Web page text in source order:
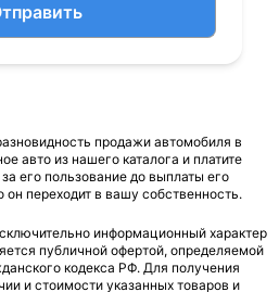
продажи автомобиля в
авто из нашего каталога и платите
его пользование до выплаты его
он переходит в вашу собственность.
информационный характер
публичной офертой, определяемой
кодекса РФ. Для получения
и стоимости указанных товаров и